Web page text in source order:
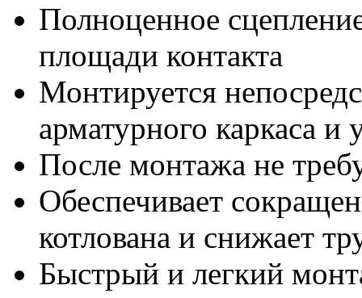
Полноценное
площади контакта
Монтируется
арматурного каркаса и
После монтажа не
Обеспечивает
котлована и снижает
Быстрый и легкий